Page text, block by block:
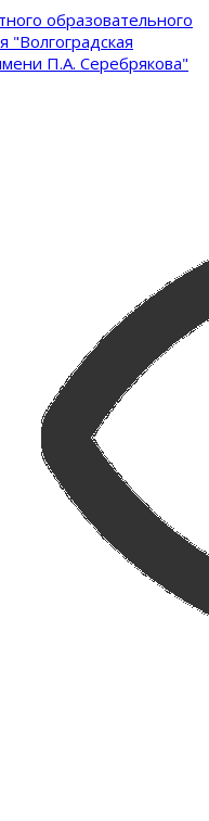
образовательного
П.А. Серебрякова"